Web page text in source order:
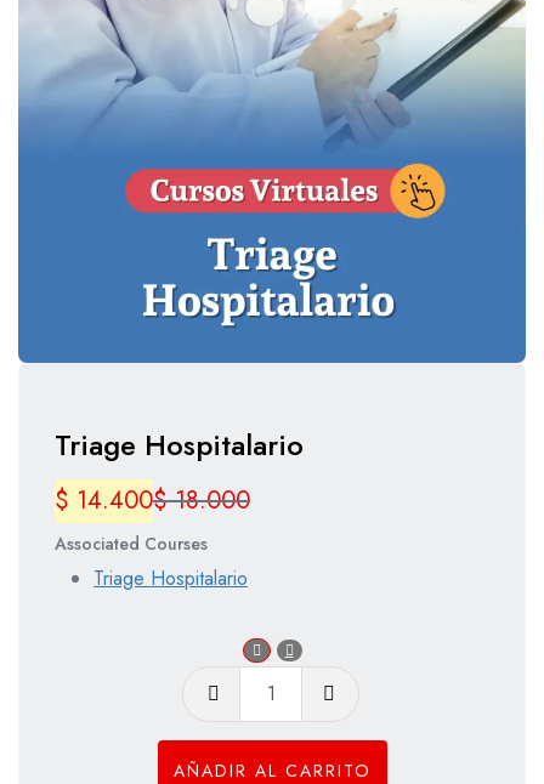
Triage Hospitalario
$18.000
$ 14.400
Associated Courses
Triage Hospitalario
Triage
Hospitalario
cantidad
AÑADIR AL CARRITO